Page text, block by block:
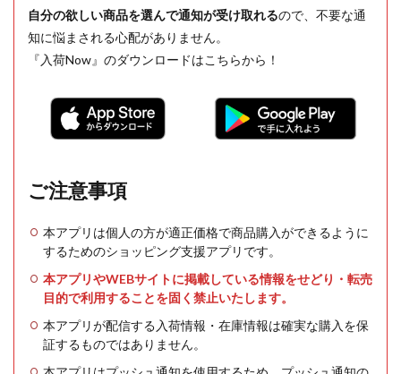
自分の欲しい商品を選んで通知が受け取れるので、不要な通
知に悩まされる心配がありません。
『入荷Now』のダウンロードはこちらから！
ご注意事項
本アプリは個人の方が適正価格で商品購入ができるように
するためのショッピング支援アプリです。
本アプリやWEBサイトに掲載している情報をせどり・転売
目的で利用することを固く禁止いたします。
本アプリが配信する入荷情報・在庫情報は確実な購入を保
証するものではありません。